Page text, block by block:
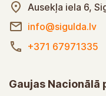
Ausekļa iela 6,
info@sigulda.lv
+371 67971335
Gaujas